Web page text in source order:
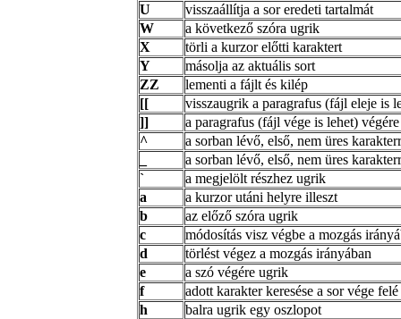
U
visszaállítja a sor eredeti tartalmát
W
a következő szóra ugrik
X
törli a kurzor előtti karaktert
Y
másolja az aktuális sort
ZZ
lementi a fájlt és kilép
[[
visszaugrik a paragrafus (fájl eleje is
]]
a paragrafus (fájl vége is lehet)
^
a sorban lévő, első, nem üres
a sorban lévő, első, nem üres
`
a megjelölt részhez ugrik
a
a kurzor utáni helyre illeszt
b
az előző szóra ugrik
c
módosítás visz végbe a mozgás
d
törlést végez a mozgás irányában
e
a szó végére ugrik
f
adott karakter keresése a sor vége
h
balra ugrik egy oszlopot